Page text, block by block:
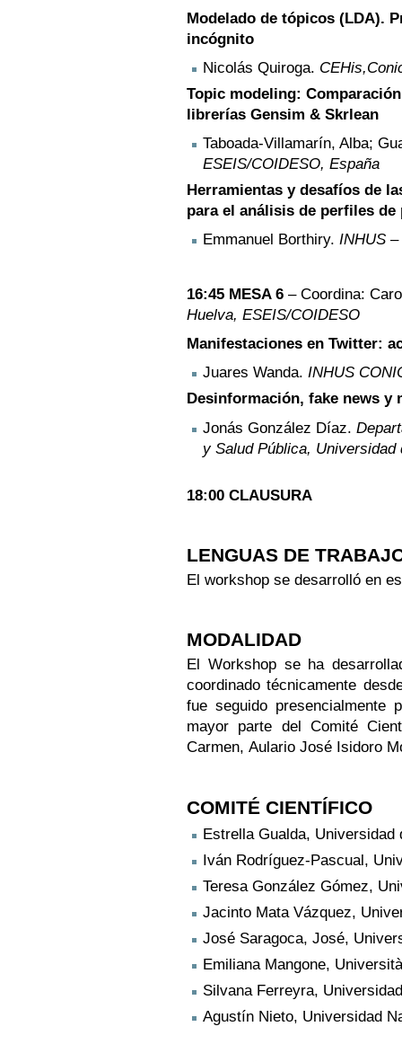
Modelado de tópicos (LDA).
incógnito
Nicolás Quiroga.
Topic modeling:
librerías Gensim & Skrlean
Taboada-Villamarín, Alba;
ESEIS/COIDESO, España
Herramientas y desafíos de
para el análisis de perfiles
Emmanuel Borthiry.INHUS –
16:45 MESA 6 – Coordina:
Huelva, ESEIS/COIDESO
Manifestaciones en Twitter:
Juares Wanda.INHUS
Desinformación, fake news y
Jonás González Díaz.
y Salud Pública, Universidad
18:00 CLAUSURA
LENGUAS DE
El workshop se desarrolló en
MODALIDAD
El Workshop se ha
coordinado técnicamente
fue seguido presencialmente
mayor parte del Comité
Carmen, Aulario José Isidoro
COMITÉ CIENTÍFICO
Estrella Gualda, Universidad
Iván Rodríguez-Pascual,
Teresa González Gómez,
Jacinto Mata Vázquez,
José Saragoca, José,
Emiliana Mangone,
Silvana Ferreyra,
Agustín Nieto, Universidad